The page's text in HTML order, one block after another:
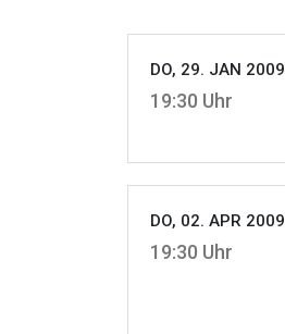
DO, 29. JAN 2009
19:30 Uhr
DO, 02. APR 2009
19:30 Uhr